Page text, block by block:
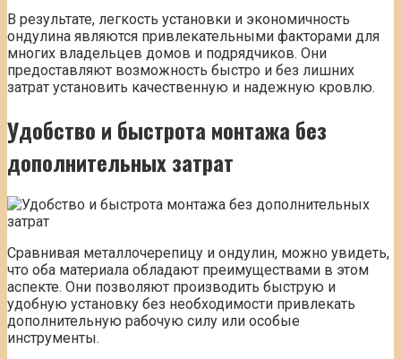
В результате, легкость установки и экономичность
ондулина являются привлекательными факторами для
многих владельцев домов и подрядчиков. Они
предоставляют возможность быстро и без лишних
затрат установить качественную и надежную кровлю.
Удобство и быстрота монтажа без
дополнительных затрат
Сравнивая металлочерепицу и ондулин, можно увидеть,
что оба материала обладают преимуществами в этом
аспекте. Они позволяют производить быструю и
удобную установку без необходимости привлекать
дополнительную рабочую силу или особые
инструменты.